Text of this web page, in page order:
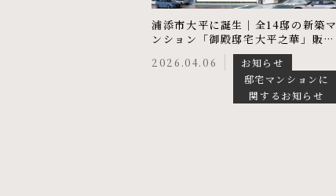
浦添市大平に誕生｜全14邸の新築マ
ンション「御殿邸宅大平之華」販売
2026.04.06
お知らせ
邸宅マンションに
関するお知らせ